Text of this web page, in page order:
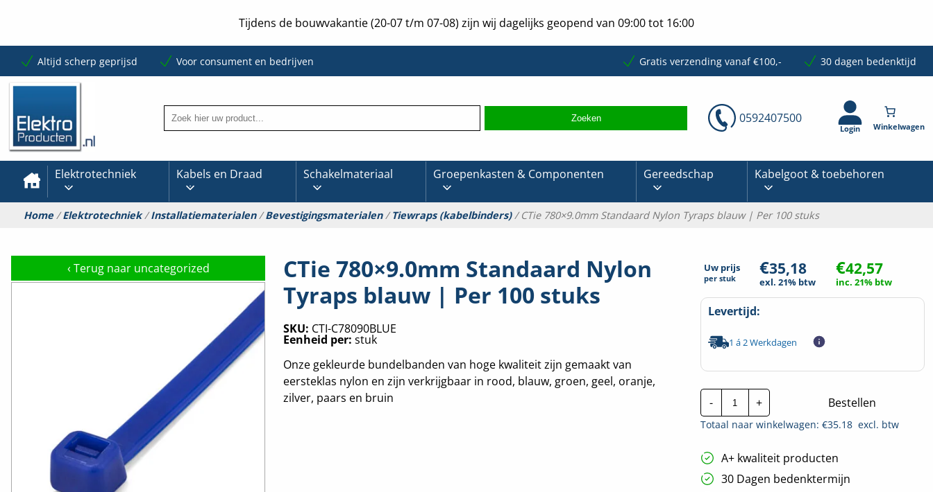
Tijdens de bouwvakantie (20-07 t/m 07-08) zijn wij dagelijks geopend van 09:00 tot 16:00
Altijd scherp geprijsd Voor consument en bedrijven Gratis verzending vanaf €100,- 30 dagen bedenktijd
0592407500
Login
Elektrotechniek Kabels en Draad Schakelmateriaal Groepenkasten & Componenten Gereedschap Kabelgoot & toebehoren
Home/Elektrotechniek/Installatiematerialen/Bevestigingsmaterialen/Tiewraps (kabelbinders)/ CTie 780×9.0mm Standaard Nylon Tyraps blauw | Per 100 stuks
‹ Terug naar uncategorized
CTie 780×9.0mm Standaard Nylon
Tyraps blauw | Per 100 stuks
SKU: CTI-C78090BLUE
Eenheid per: stuk
Onze gekleurde bundelbanden van hoge kwaliteit zijn gemaakt van
eersteklas nylon en zijn verkrijgbaar in rood, blauw, groen, geel, oranje,
zilver, paars en bruin
Uw prijs
per stuk €35,18
exl. 21% btw
€42,57
inc. 21% btw
Levertijd:
1 á 2 Werkdagen
-
CTie
780x9.0mm
Standaard
Nylon
blauw
|
Per
100
+ Bestellen
Totaal naar winkelwagen: €35.18excl. btw
A+ kwaliteit producten
30 Dagen bedenktermijn